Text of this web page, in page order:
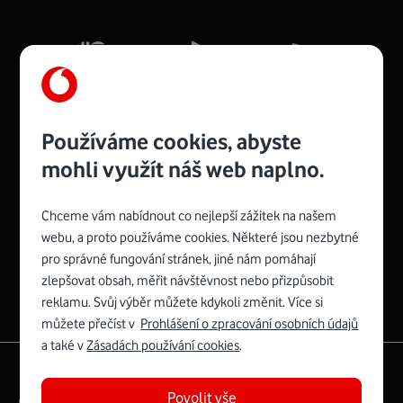
Více o COMPAL CH7465VF
Zyxel VMG8623-T50B:
Rozměry modemu jsou 16 x 22 x 7,5 cm (včetně stojánku)
a nabízí 4 gigabitové LAN porty a bezdrátové připojení Wi-
Fi ve verzích 802.11 b/g/n/ac pro frekvenci 2,4 GHz a
Mb/s.
Spojte se s Vodafonem
Používáme cookies, abyste
mohli využít náš web naplno.
Chceme vám nabídnout co nejlepší zážitek na našem
webu, a proto používáme cookies. Některé jsou nezbytné
pro správné fungování stránek, jiné nám pomáhají
zlepšovat obsah, měřit návštěvnost nebo přizpůsobit
reklamu. Svůj výběr můžete kdykoli změnit. Více si
můžete přečíst v Prohlášení o zpracování osobních údajů
a také vZásadách používání cookies.
Povolit vše